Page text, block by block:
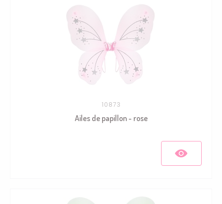
10873
Ailes de papillon - rose